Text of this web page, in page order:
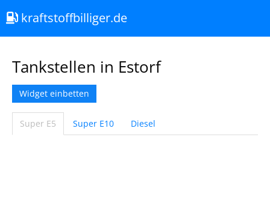
kraftstoffbilliger.de
Tankstellen in Estorf
Widget einbetten
Super E5 Super E10 Diesel